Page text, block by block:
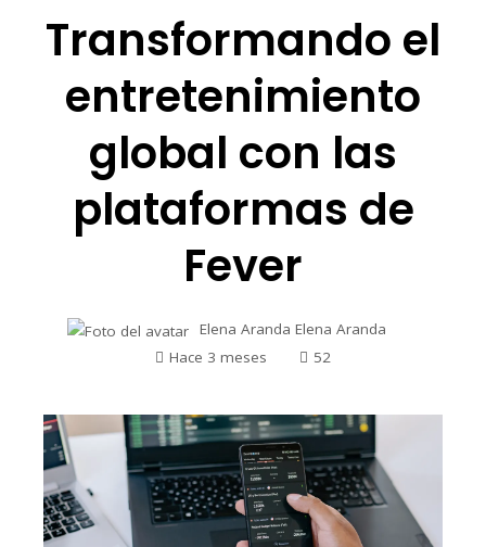
Transformando el
entretenimiento
global con las
plataformas de
Fever
Elena Aranda Elena Aranda
Hace 3 meses
52